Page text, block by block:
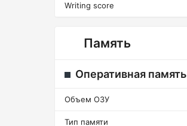
Writing score
Память
Оперативная память
Объем ОЗУ
Тип памяти